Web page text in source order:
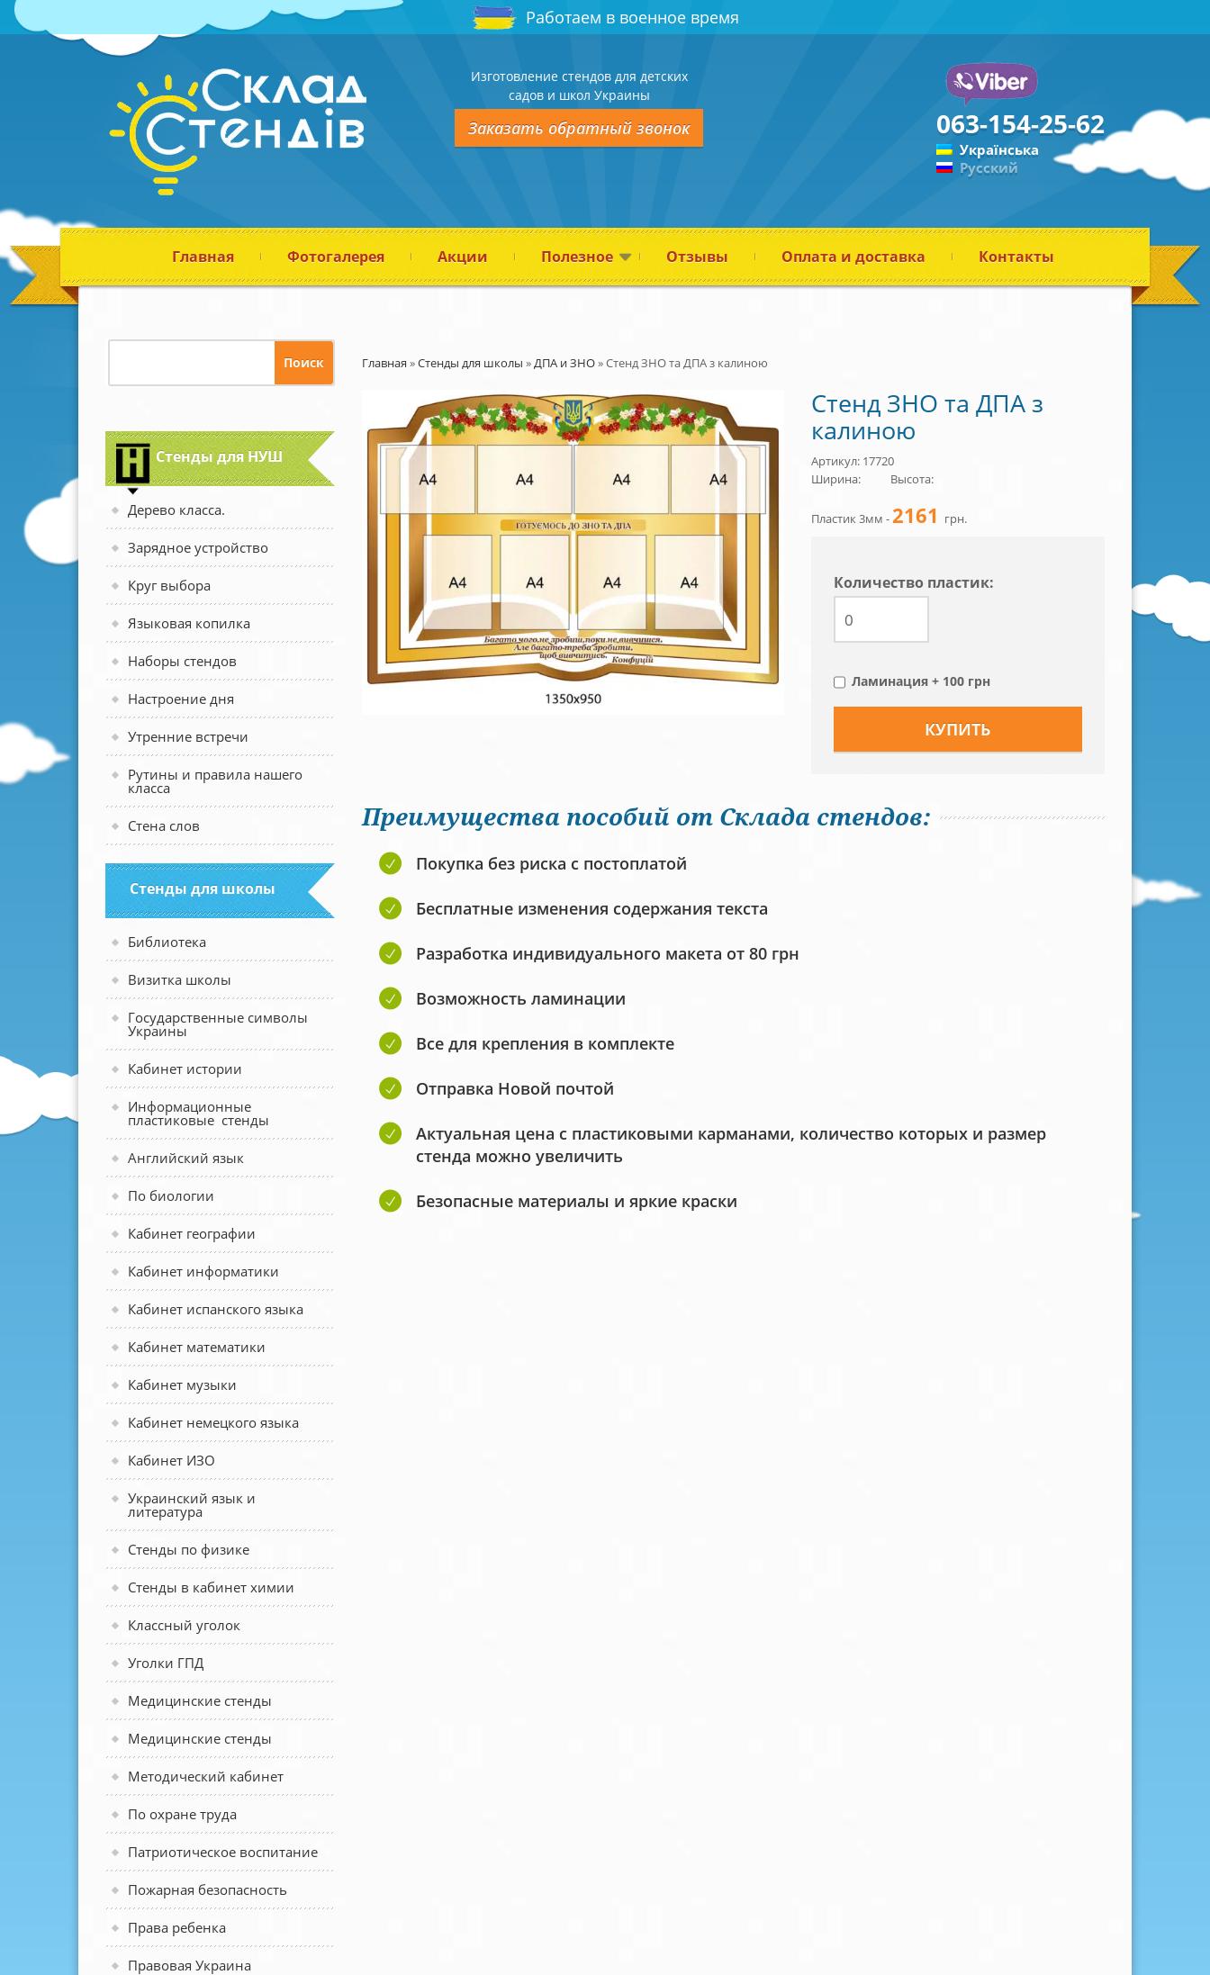
Работаем в военное время
Изготовление стендов для детских
садов и школ Украины
Заказать обратный звонок 063-154-25-62
Українська
Русский
Главная Фотогалерея Акции Полезное Отзывы Оплата и доставка Контакты
Стенды для НУШ
Дерево класса.
Зарядное устройство
Круг выбора
Языковая копилка
Наборы стендов
Настроение дня
Утренние встречи
Рутины и правила нашего
класса
Стена слов
Стенды для школы
Библиотека
Визитка школы
Государственные символы
Украины
Кабинет истории
Информационные
пластиковые стенды
Английский язык
По биологии
Кабинет географии
Кабинет информатики
Кабинет испанского языка
Кабинет математики
Кабинет музыки
Кабинет немецкого языка
Кабинет ИЗО
Украинский язык и
литература
Стенды по физике
Стенды в кабинет химии
Классный уголок
Уголки ГПД
Медицинские стенды
Медицинские стенды
Методический кабинет
По охране труда
Патриотическое воспитание
Пожарная безопасность
Права ребенка
Правовая Украина
Главная »Стенды для школы »ДПА и ЗНО»Стенд ЗНО та ДПА з калиною
Стенд ЗНО та ДПА з
калиною
Артикул: 17720
Ширина:
Высота:
Пластик 3мм -2161 грн.
Количество пластик:
Ламинация + 100 грн
Преимущества пособий от Склада стендов:
Покупка без риска с постоплатой
Бесплатные изменения содержания текста
Разработка индивидуального макета от 80 грн
Возможность ламинации
Все для крепления в комплекте
Отправка Новой почтой
Актуальная цена с пластиковыми карманами, количество которых и размер
стенда можно увеличить
Безопасные материалы и яркие краски